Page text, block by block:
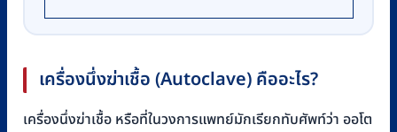
เครื่องนึ่งฆ่าเชื้อ (Autoclave) คืออะไร?
เครื่องนึ่งฆ่าเชื้อ หรือที่ในวงการแพทย์มักเรียกทับศัพท์ว่า ออโต